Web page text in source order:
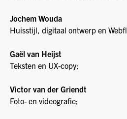
Jochem Wouda
Huisstijl, digitaal ontwerp en
Gaël van Heijst
Teksten en UX-copy;
Victor van der Griendt
Foto- en videografie;